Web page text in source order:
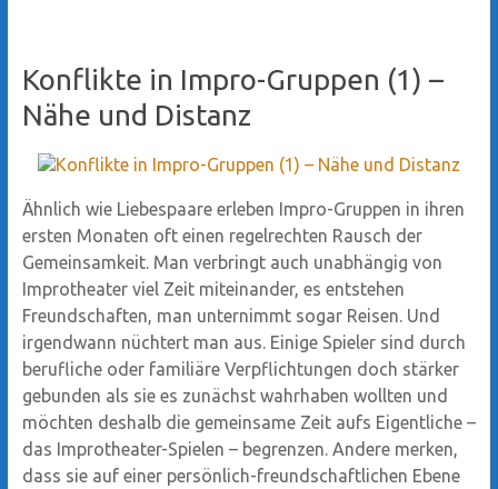
Konflikte in Impro-Gruppen (1) –
Nähe und Distanz
Ähnlich wie Liebespaare erleben Impro-Gruppen in ihren
ersten Monaten oft einen regelrechten Rausch der
Gemeinsamkeit. Man verbringt auch unabhängig von
Improtheater viel Zeit miteinander, es entstehen
Freundschaften, man unternimmt sogar Reisen. Und
irgendwann nüchtert man aus. Einige Spieler sind durch
berufliche oder familiäre Verpflichtungen doch stärker
gebunden als sie es zunächst wahrhaben wollten und
möchten deshalb die gemeinsame Zeit aufs Eigentliche –
das Improtheater-Spielen – begrenzen. Andere merken,
dass sie auf einer persönlich-freundschaftlichen Ebene